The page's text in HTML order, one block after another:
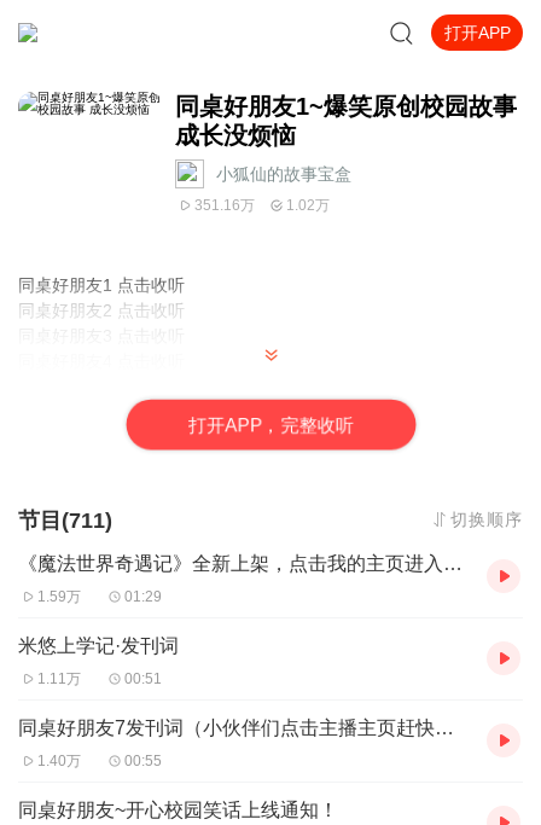
打开APP
同桌好朋友1~爆笑原创校园故事
成长没烦恼
小狐仙的故事宝盒
351.16万 1.02万
同桌好朋友1 点击收听
同桌好朋友2 点击收听
魔法学院1之隐藏的公主|魔幻校园故事 原创脑洞故事
魔法学院2之公主的冒险 |爱和勇气|守护纯真的心
魔法公主夏薇薇2——公主的守护者 | 魔幻少女历险记
魔法公主夏薇薇3——魔法少女在人间
魔法公主夏薇薇4 |亚利桑那的蔷薇|少儿童书
魔法公主夏薇薇5|海螺里的王妃|魔幻童话
米悠上学记|一年级爆笑故事|新生爸妈别焦虑|真童声演绎哦
打开APP，完整收听
节目(711) 切换顺序
《魔法世界奇遇记》全新上架，点击我的主页进入作品收听吧！
1.59万 01:29
米悠上学记·发刊词
1.11万 00:51
同桌好朋友7发刊词（小伙伴们点击主播主页赶快收听吧！）
1.40万 00:55
同桌好朋友~开心校园笑话上线通知！